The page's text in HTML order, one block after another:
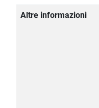
Altre informazioni